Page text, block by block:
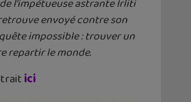
l’impétueuse astrante Irliti
envoyé contre son
impossible : trouver un
repartir le monde.
ici